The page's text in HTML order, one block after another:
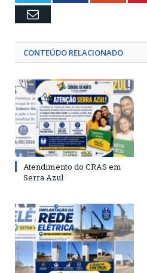
Email
CONTEÚDO RELACIONADO
Atendimento do CRAS em
Serra Azul